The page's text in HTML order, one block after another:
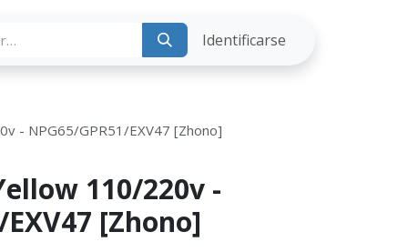
Identificarse
- NPG65/GPR51/EXV47 [Zhono]
110/220v -
[Zhono]